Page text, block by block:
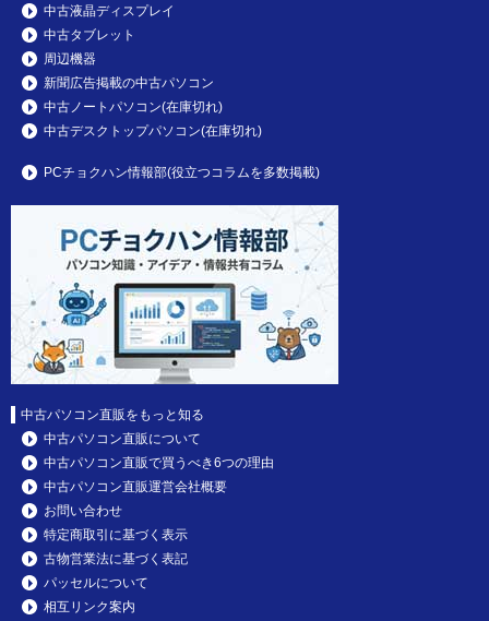
中古液晶ディスプレイ
中古タブレット
周辺機器
新聞広告掲載の中古パソコン
中古ノートパソコン(在庫切れ)
中古デスクトップパソコン(在庫切れ)
PCチョクハン情報部(役立つコラムを多数掲載)
中古パソコン直販をもっと知る
中古パソコン直販について
中古パソコン直販で買うべき6つの理由
中古パソコン直販運営会社概要
お問い合わせ
特定商取引に基づく表示
古物営業法に基づく表記
パッセルについて
相互リンク案内